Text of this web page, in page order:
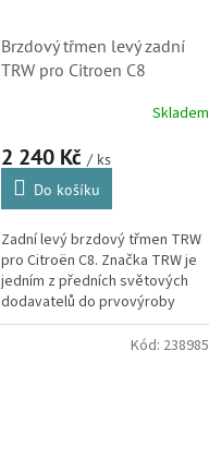
Brzdový třmen levý zadní
TRW pro Citroen C8
Skladem
2 240 Kč/ ks
Do košíku
Zadní levý brzdový třmen TRW
pro Citroën C8. Značka TRW je
jedním z předních světových
dodavatelů do prvovýroby
mnoha automobilek, včetně
automobilky Citroën, máte tedy
Kód: 238985